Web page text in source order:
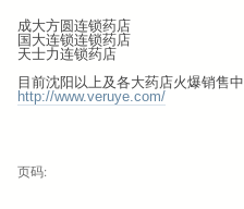
成大方圆连锁药店
国大连锁连锁药店
天士力连锁药店
目前沈阳以上及各大药店火爆销售中
http://www.veruye.com/
页码: